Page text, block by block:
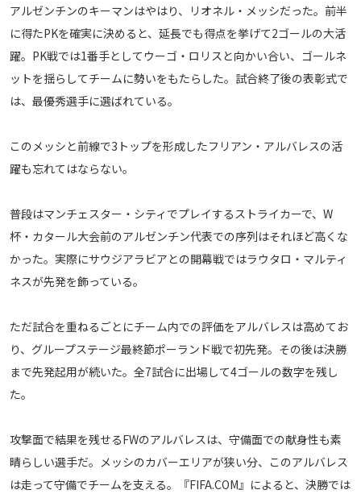
メディアアライアンス
運営会社
プライバシーポリシー
お問い合わせ
アルゼンチンのキーマンはやはり、リオネル・メッシだった。前半
に得たPKを確実に決めると、延長でも得点を挙げて2ゴールの大活
躍。PK戦では1番手としてウーゴ・ロリスと向かい合い、ゴールネ
ットを揺らしてチームに勢いをもたらした。試合終了後の表彰式で
は、最優秀選手に選ばれている。
このメッシと前線で3トップを形成したフリアン・アルバレスの活
躍も忘れてはならない。
普段はマンチェスター・シティでプレイするストライカーで、W
杯・カタール大会前のアルゼンチン代表での序列はそれほど高くな
かった。実際にサウジアラビアとの開幕戦ではラウタロ・マルティ
ネスが先発を飾っている。
ただ試合を重ねるごとにチーム内での評価をアルバレスは高めてお
り、グループステージ最終節ポーランド戦で初先発。その後は決勝
まで先発起用が続いた。全7試合に出場して4ゴールの数字を残し
た。
攻撃面で結果を残せるFWのアルバレスは、守備面での献身性も素
晴らしい選手だ。メッシのカバーエリアが狭い分、このアルバレス
は走って守備でチームを支える。『FIFA.COM』によると、決勝では